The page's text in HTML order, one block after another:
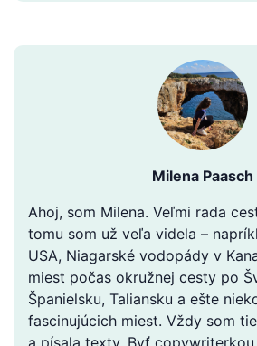
Milena Paasch
Ahoj, som Milena. Veľmi rada
tomu som už veľa videla –
USA, Niagarské vodopády v
miest počas okružnej cesty po
Španielsku, Taliansku a ešte
fascinujúcich miest. Vždy som
a písala texty. Byť